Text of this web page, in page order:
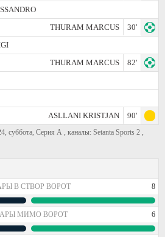
THURAM MARCUS
30'
THURAM MARCUS
82'
ASLLANI KRISTJAN
90'
суббота, Серия А , каналы: Setanta Sports 2 ,
В СТВОР ВОРОТ 8
МИМО ВОРОТ 6